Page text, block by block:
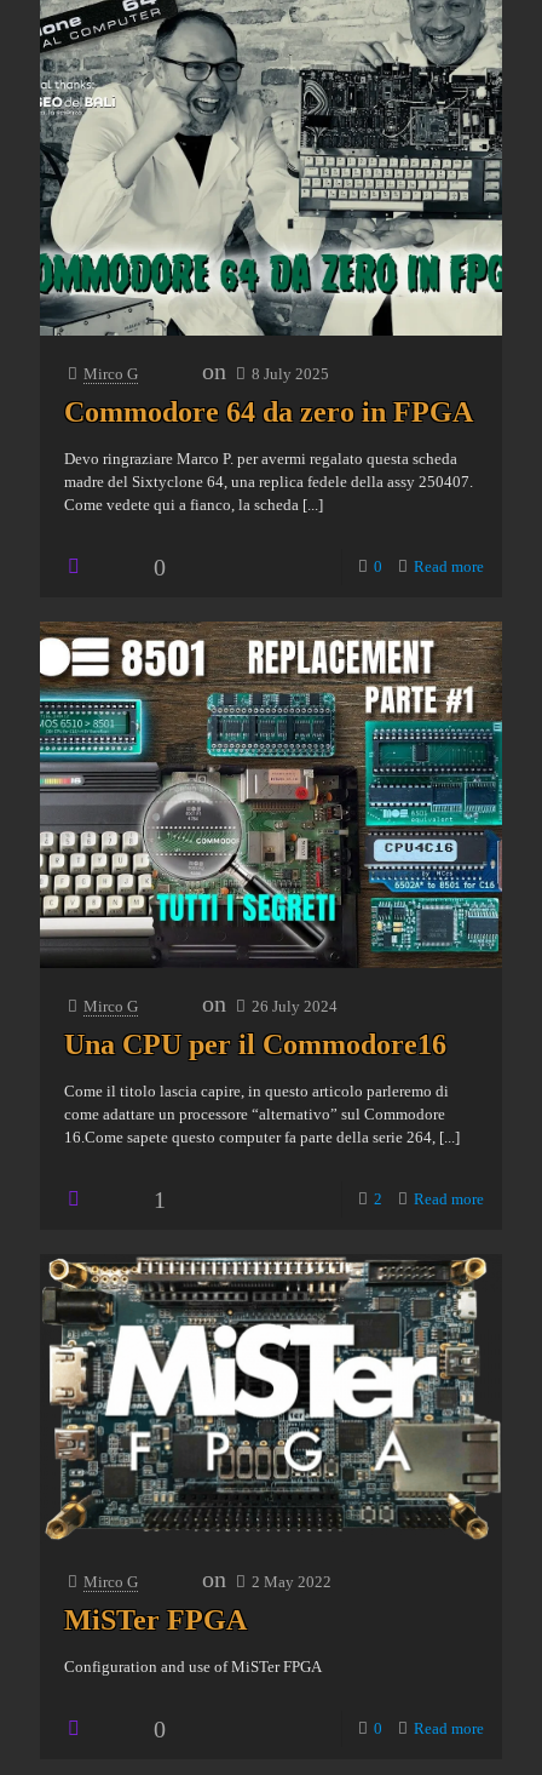
Mirco G on 8 July 2025
Commodore 64 da zero in FPGA
Devo ringraziare Marco P. per avermi regalato questa scheda
madre del Sixtyclone 64, una replica fedele della assy 250407.
Come vedete qui a fianco, la scheda [...]
0 0 Read more
Mirco G on 26 July 2024
Una CPU per il Commodore16
Come il titolo lascia capire, in questo articolo parleremo di
come adattare un processore “alternativo” sul Commodore
16.Come sapete questo computer fa parte della serie 264, [...]
1 2 Read more
Mirco G on 2 May 2022
MiSTer FPGA
Configuration and use of MiSTer FPGA
0 0 Read more